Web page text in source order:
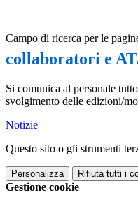
Campo di ricerca per le
collaboratori e
Si comunica al personale
svolgimento delle edizioni/
Notizie
Questo sito o gli strumenti
Personalizza Rifiuta tutti i
Gestione cookie